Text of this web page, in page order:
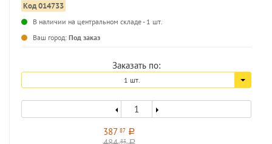
Код 014733
В наличии на центральном складе - 1 шт.
Ваш город: Под заказ
Заказать по:
1 шт.
38787 a
83